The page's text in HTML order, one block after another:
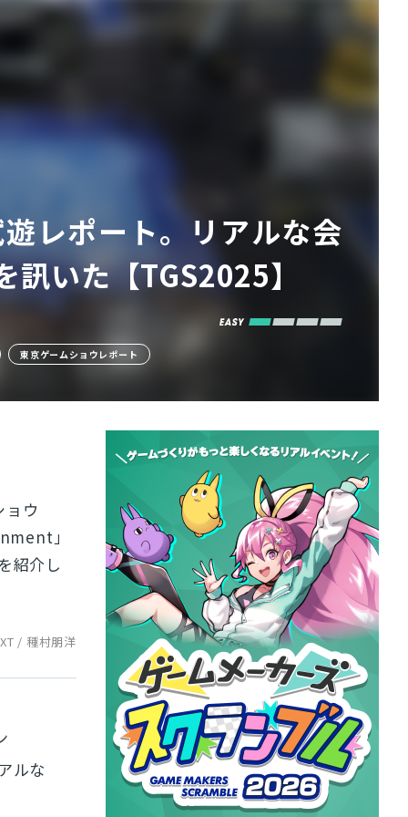
レポート。リアルな会
いた【TGS2025】
東京ゲームショウレポート
ウ
」
紹介し
/ 種村朋洋
ルな